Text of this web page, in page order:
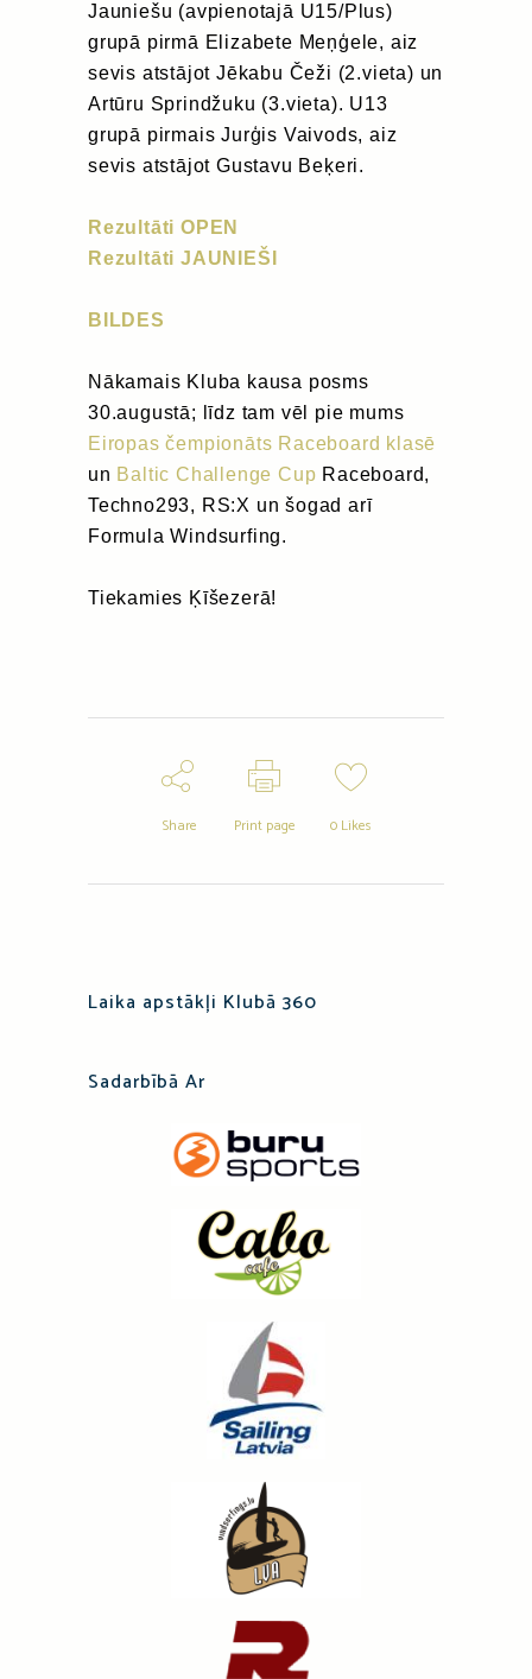
Jauniešu (avpienotajā U15/Plus)
grupā pirmā Elizabete Meņģele, aiz
sevis atstājot Jēkabu Čeži (2.vieta) un
Artūru Sprindžuku (3.vieta). U13
grupā pirmais Jurģis Vaivods, aiz
sevis atstājot Gustavu Beķeri.
Rezultāti OPEN
Rezultāti JAUNIEŠI
BILDES
Nākamais Kluba kausa posms
30.augustā; līdz tam vēl pie mums
Eiropas čempionāts Raceboard klasē
un Baltic Challenge Cup Raceboard,
Techno293, RS:X un šogad arī
Formula Windsurfing.
Tiekamies Ķīšezerā!
Share Print page 0Likes
Laika apstākļi Klubā 360
Sadarbībā Ar